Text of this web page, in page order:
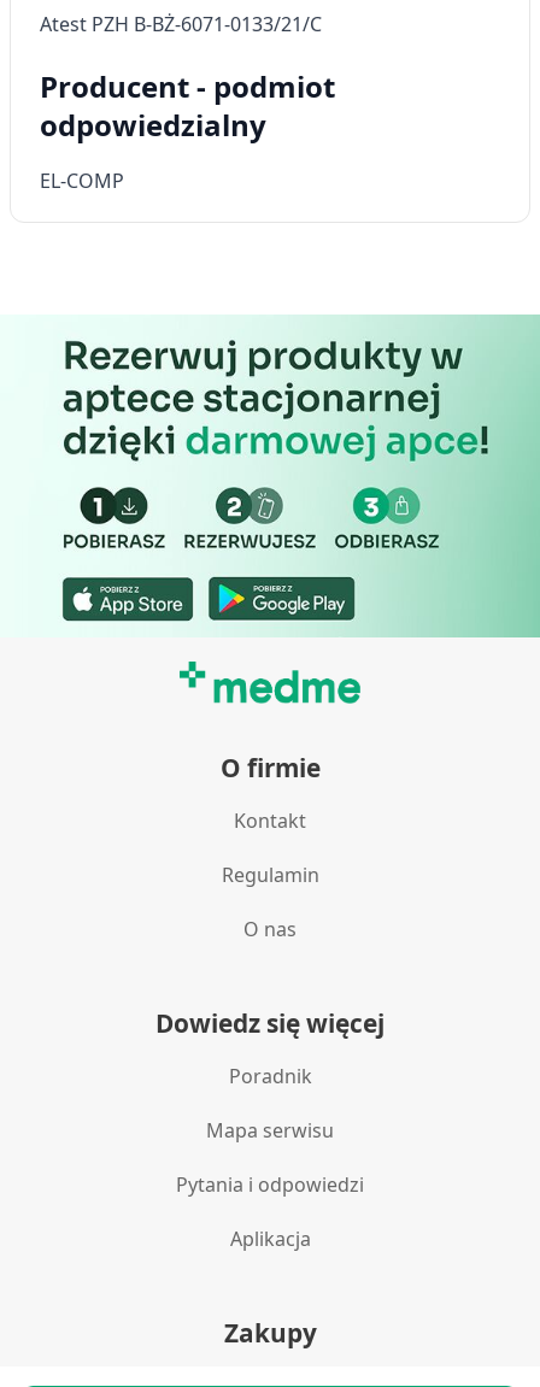
Atest PZH B-BŻ-6071-0133/21/C
Producent - podmiot
odpowiedzialny
EL-COMP
O firmie
Kontakt
Regulamin
O nas
Dowiedz się więcej
Poradnik
Mapa serwisu
Pytania i odpowiedzi
Aplikacja
Zakupy
Wykorzystywanie profili w celu doboru
spersonalizowanych treści
Pomiar efektywności reklam
Pomiar efektywności treści
Rozumienie odbiorców dzięki statystyce lub
wyboru treści
Funkcje specjalne IAB:
Użycie dokładnych danych
geolokalizacyjnych
Identyfikowanie urządzeń na podstawie
aktywnie żądanych informacji
Cele przetwarzania inne niż IAB:
Wydajność (Performance)
Reklama / śledzenie